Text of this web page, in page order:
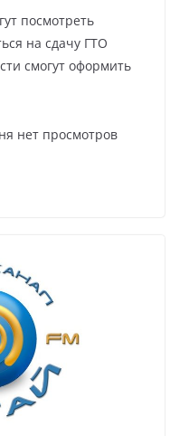
посмотреть
на сдачу ГТО
смогут оформить
нет просмотров